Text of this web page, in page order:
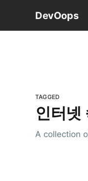
DevOops
TAGGED
인터넷
A collection